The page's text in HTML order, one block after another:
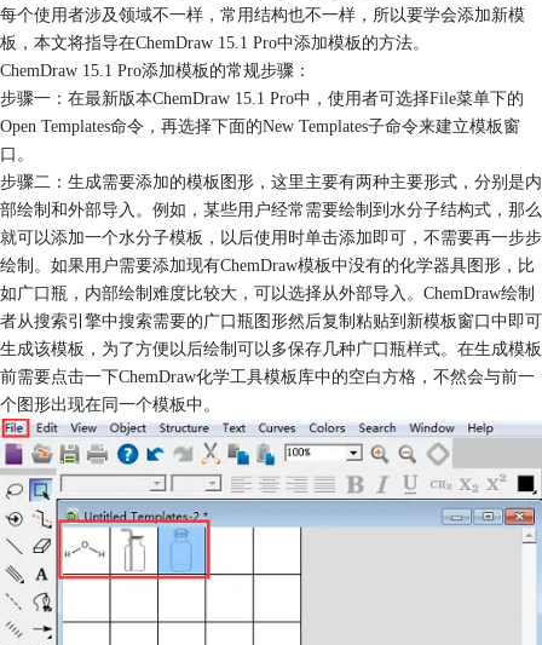
每个使用者涉及领域不一样，常用结构也不一样，所以要学会添加新模
板，本文将指导在ChemDraw 15.1 Pro中添加模板的方法。
ChemDraw 15.1 Pro添加模板的常规步骤：
步骤一：在最新版本ChemDraw 15.1 Pro中，使用者可选择File菜单下的
Open Templates命令，再选择下面的New Templates子命令来建立模板窗
口。
步骤二：生成需要添加的模板图形，这里主要有两种主要形式，分别是内
部绘制和外部导入。例如，某些用户经常需要绘制到水分子结构式，那么
就可以添加一个水分子模板，以后使用时单击添加即可，不需要再一步步
绘制。如果用户需要添加现有ChemDraw模板中没有的化学器具图形，比
如广口瓶，内部绘制难度比较大，可以选择从外部导入。ChemDraw绘制
者从搜索引擎中搜索需要的广口瓶图形然后复制粘贴到新模板窗口中即可
生成该模板，为了方便以后绘制可以多保存几种广口瓶样式。在生成模板
前需要点击一下ChemDraw化学工具模板库中的空白方格，不然会与前一
个图形出现在同一个模板中。